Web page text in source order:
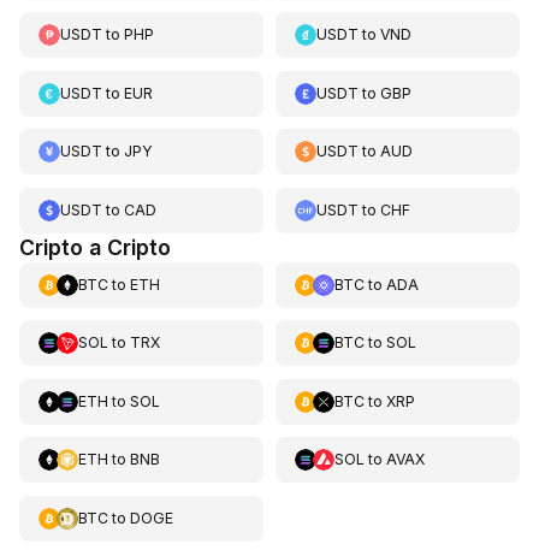
USDT to PHP USDT toVND
USDT to EUR USDT toGBP
USDT to JPY USDT toAUD
USDT to CAD USDT toCHF
Cripto a Cripto
BTCto ETH BTCto ADA
SOL to TRX BTCto SOL
ETH to SOL BTCto XRP
ETH to BNB SOL to AVAX
BTCto DOGE